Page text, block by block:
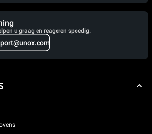
u graag en reageren spoedig.